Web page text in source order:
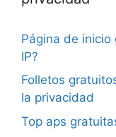
Página de inicio
IP?
Folletos
la privacidad
Top aps